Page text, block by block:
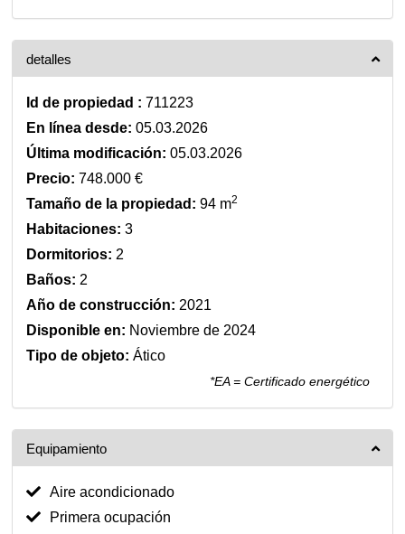
detalles
Id de propiedad : 711223
En línea desde: 05.03.2026
Última modificación: 05.03.2026
Precio: 748.000 €
Tamaño de la propiedad: 94 m2
Habitaciones: 3
Dormitorios: 2
Baños: 2
Año de construcción: 2021
Disponible en: Noviembre de 2024
Tipo de objeto: Ático
*EA = Certificado energético
Equipamiento
Aire acondicionado
Primera ocupación